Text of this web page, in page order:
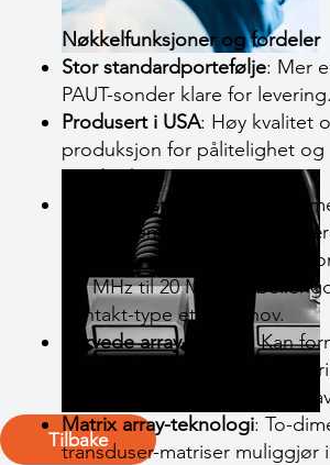
Tilbake
Nøkkelfunksjoner og fordeler
Stor standardportefølje: Mer
PAUT-sonder klare for levering.
Produsert i USA: Høy kvalitet
produksjon for pålitelighet og
sporbarhet.
Tilpasningsmuligheter
: Velg
single-element, annular,
og 2D-array sonder;
0,5 MHz til 20 MHz;
kontakt-type etter behov.
Kurvede array-sonder
: Kan
konkav eller konveks
komplekse
Matrix array-teknologi: To-
transduser-matriser muliggjør